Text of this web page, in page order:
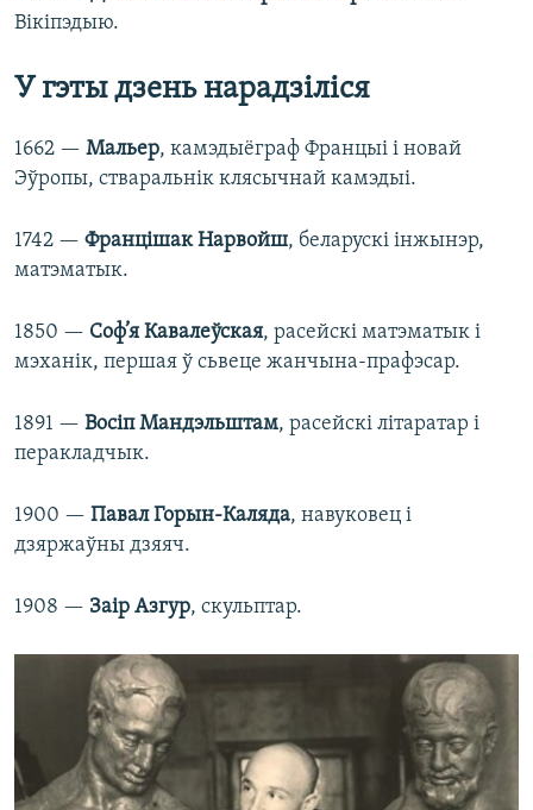
Вікіпэдыю.
У гэты дзень нарадзіліся
1662 — Мальер, камэдыёграф Францыі і новай
Эўропы, стваральнік клясычнай камэдыі.
1742 — Францішак Нарвойш, беларускі інжынэр,
матэматык.
1850 — Соф’я Кавалеўская, расейскі матэматык і
мэханік, першая ў сьвеце жанчына-прафэсар.
1891 — Восіп Мандэльштам, расейскі літаратар і
перакладчык.
1900 — Павал Горын-Каляда, навуковец і
дзяржаўны дзяяч.
1908 — Заір Азгур, скульптар.